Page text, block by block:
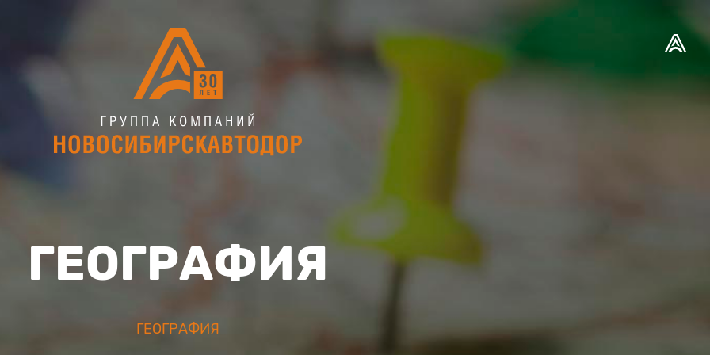
ГЕОГРАФИЯ
ГЕОГРАФИЯ